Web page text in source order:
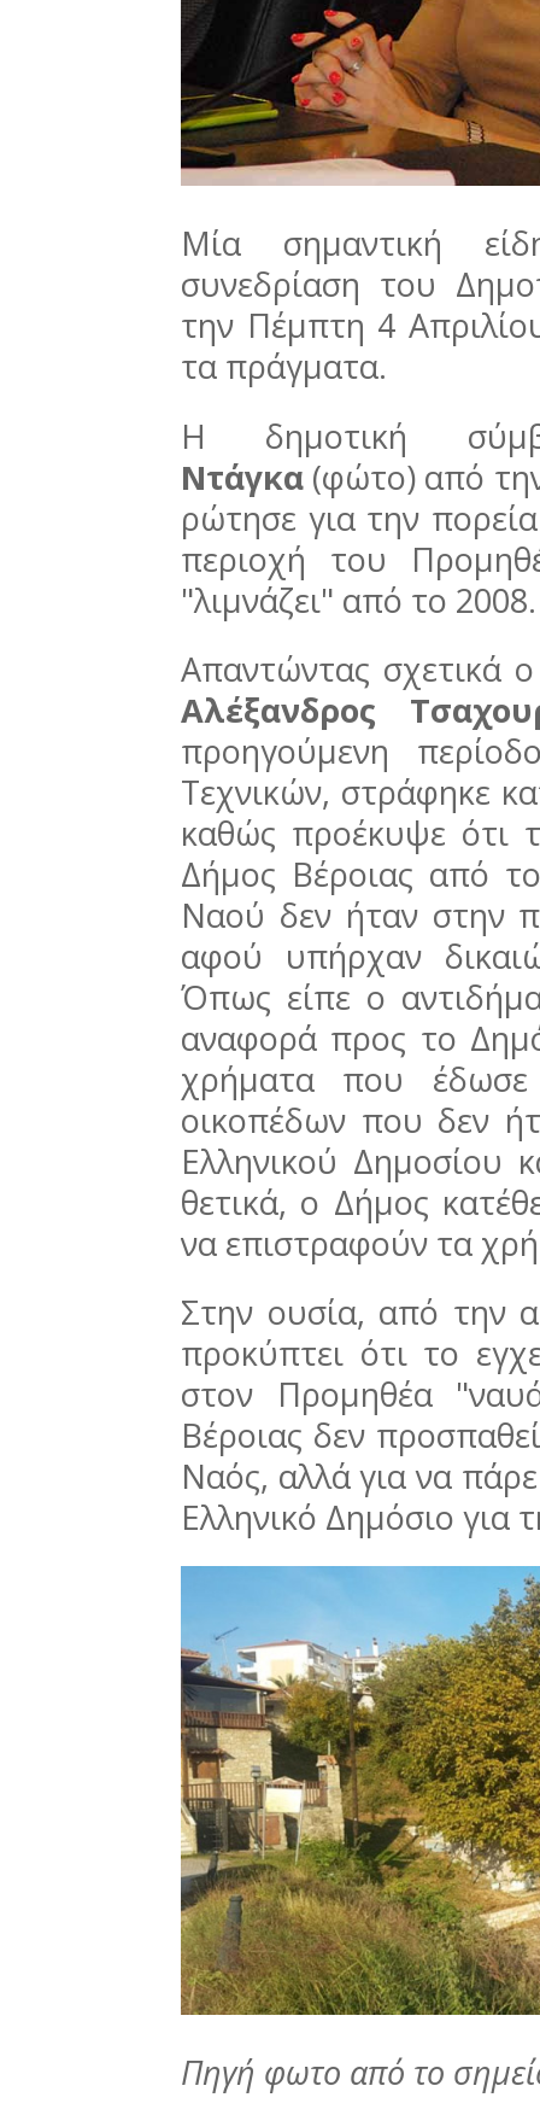
Μία σημαντική
συνεδρίαση του
την Πέμπτη 4
τα πράγματα.
Η δημοτική
Ντάγκα (φώτο) από
ρώτησε για την
περιοχή του
"λιμνάζει" από το
Απαντώντας σχετικά
Αλέξανδρος
προηγούμενη
Τεχνικών, στράφηκε
καθώς προέκυψε ότι
Δήμος Βέροιας από
Ναού δεν ήταν στην
αφού υπήρχαν
Όπως είπε ο
αναφορά προς το
χρήματα που
οικοπέδων που δεν
Ελληνικού Δημοσίου
θετικά, ο Δήμος
να επιστραφούν τα
Στην ουσία, από την
προκύπτει ότι το
στον Προμηθέα
Βέροιας δεν
Ναός, αλλά για να
Ελληνικό Δημόσιο
Πηγή φωτο από το